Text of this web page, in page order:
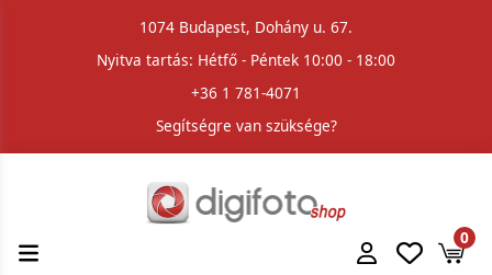
1074 Budapest, Dohány u. 67.
Nyitva tartás: Hétfő - Péntek 10:00 - 18:00
+36 1 781-4071
Segítségre van szüksége?
0